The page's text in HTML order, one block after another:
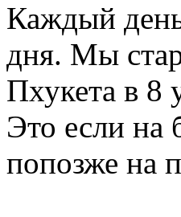
Каждый
дня. Мы
Пхукета в 8
Это если на
попозже на